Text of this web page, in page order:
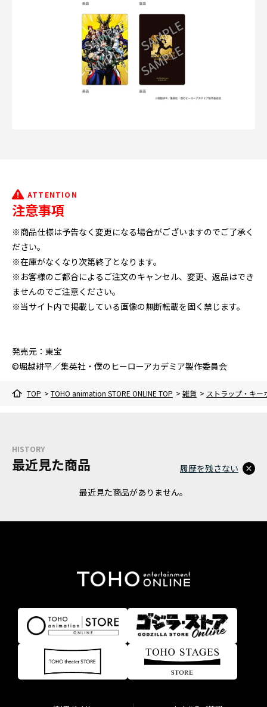
ATTENTION
注意事項
※商品仕様は予告なく変更になる場合がございますのでご了承く
ださい。
※在庫がなくなり次第終了となります。
※お客様のご都合によるご注文のキャンセル、変更、返品はでき
ませんのでご注意ください。
※当サイト内で掲載している画像の無断転載を固く禁じます。
発売元：東宝
©堀越耕平／集英社・僕のヒーローアカデミア製作委員会
TOP > TOHO animation STORE ONLINE TOP > 雑貨 > ストラップ・キー
HISTORY
最近見た商品
最近見た商品がありません。
履歴を残さない